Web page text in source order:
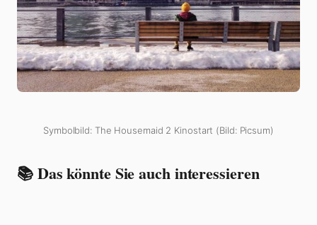
Symbolbild: The Housemaid 2 Kinostart (Bild: Picsum)
📚 Das könnte Sie auch interessieren